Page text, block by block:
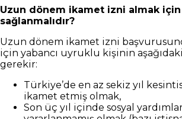
Uzun dönem ikamet izni almak
sağlanmalıdır?
Uzun dönem ikamet izni
için yabancı uyruklu kişinin aşağıdaki
gerekir:
Türkiye’de en az sekiz yıl
ikamet etmiş olmak,
Son üç yıl içinde sosyal